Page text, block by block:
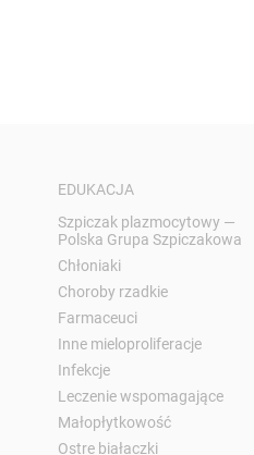
EDUKACJA
Szpiczak plazmocytowy —
Polska Grupa Szpiczakowa
Chłoniaki
Choroby rzadkie
Farmaceuci
Inne mieloproliferacje
Infekcje
Leczenie wspomagające
Małopłytkowość
Ostre białaczki